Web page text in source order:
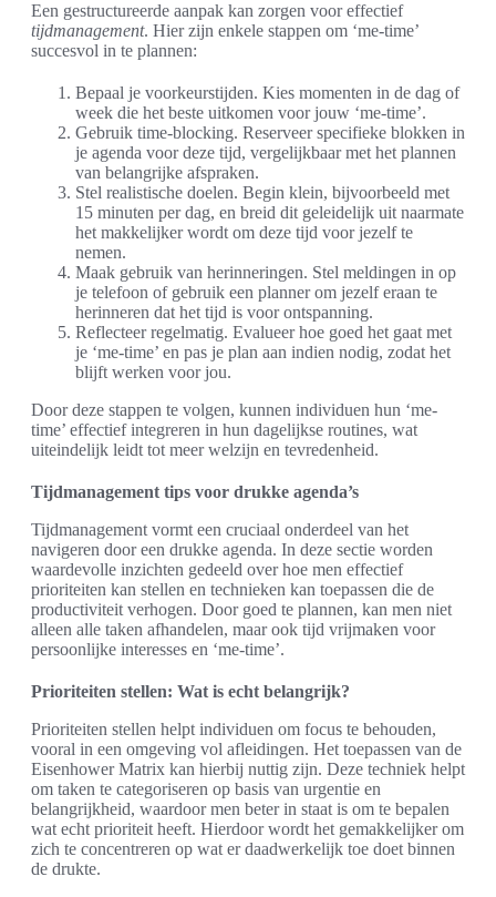
Een gestructureerde aanpak kan zorgen voor effectief
tijdmanagement. Hier zijn enkele stappen om ‘me-time’
succesvol in te plannen:
Bepaal je voorkeurstijden. Kies momenten in de dag of
week die het beste uitkomen voor jouw ‘me-time’.
Gebruik time-blocking. Reserveer specifieke blokken in
je agenda voor deze tijd, vergelijkbaar met het plannen
van belangrijke afspraken.
Stel realistische doelen. Begin klein, bijvoorbeeld met
15 minuten per dag, en breid dit geleidelijk uit naarmate
het makkelijker wordt om deze tijd voor jezelf te
nemen.
Maak gebruik van herinneringen. Stel meldingen in op
je telefoon of gebruik een planner om jezelf eraan te
herinneren dat het tijd is voor ontspanning.
Reflecteer regelmatig. Evalueer hoe goed het gaat met
je ‘me-time’ en pas je plan aan indien nodig, zodat het
blijft werken voor jou.
Door deze stappen te volgen, kunnen individuen hun ‘me-
time’ effectief integreren in hun dagelijkse routines, wat
uiteindelijk leidt tot meer welzijn en tevredenheid.
Tijdmanagement tips voor drukke agenda’s
Tijdmanagement vormt een cruciaal onderdeel van het
navigeren door een drukke agenda. In deze sectie worden
waardevolle inzichten gedeeld over hoe men effectief
prioriteiten kan stellen en technieken kan toepassen die de
productiviteit verhogen. Door goed te plannen, kan men niet
alleen alle taken afhandelen, maar ook tijd vrijmaken voor
persoonlijke interesses en ‘me-time’.
Prioriteiten stellen: Wat is echt belangrijk?
Prioriteiten stellen helpt individuen om focus te behouden,
vooral in een omgeving vol afleidingen. Het toepassen van de
Eisenhower Matrix kan hierbij nuttig zijn. Deze techniek helpt
om taken te categoriseren op basis van urgentie en
belangrijkheid, waardoor men beter in staat is om te bepalen
wat echt prioriteit heeft. Hierdoor wordt het gemakkelijker om
zich te concentreren op wat er daadwerkelijk toe doet binnen
de drukte.